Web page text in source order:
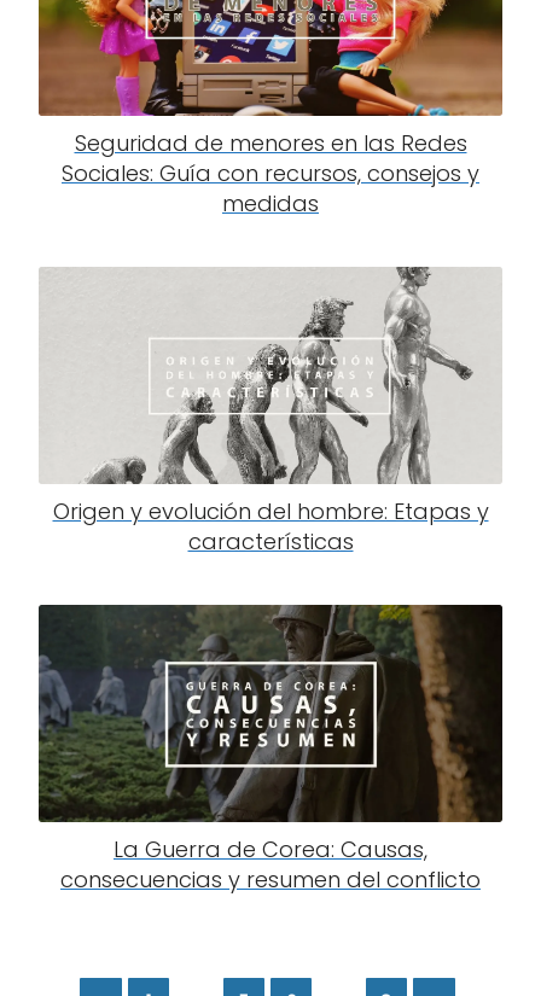
Seguridad de menores en las Redes
Sociales: Guía con recursos, consejos y
medidas
Origen y evolución del hombre: Etapas y
características
La Guerra de Corea: Causas,
consecuencias y resumen del conflicto